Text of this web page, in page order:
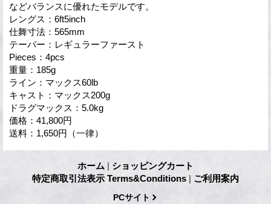
などバランスに優れたモデルです。
レングス：6ft5inch
仕舞寸法：565mm
テーパー：レギュラーファースト
Pieces：4pcs
重量：185g
ライン：マックス60lb
キャスト：マックス200g
ドラグマックス：5.0kg
価格：41,800円
送料：1,650円（一律）
ホーム | ショッピングカート
特定商取引法表示 Terms&Conditions | ご利用案内
PCサイト